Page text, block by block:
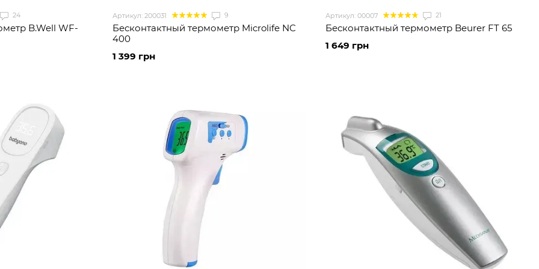
24
B.Well WF-
Артикул: 200031 9
Бесконтактный термометр Microlife NC
400
1 399 грн
Артикул: 00007 21
Бесконтактный термометр Beurer FT 65
1 649 грн